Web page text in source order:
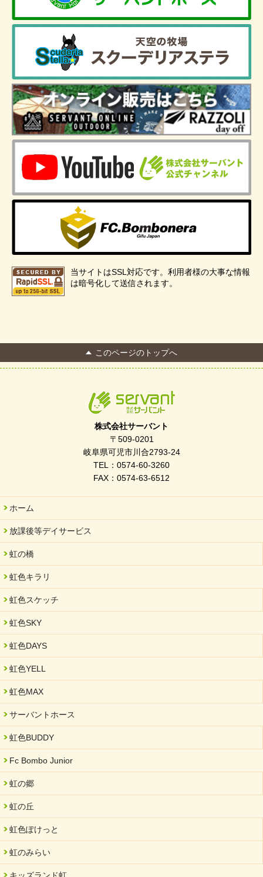
当サイトはSSL対応です。利用者様の大事な情報
は暗号化して送信されます。
このページのトップへ
株式会社サーバント
〒509-0201
岐阜県可児市川合2793-24
TEL：0574-60-3260
FAX：0574-63-6512
ホーム
放課後等デイサービス
虹の橋
虹色キラリ
虹色スケッチ
虹色SKY
虹色DAYS
虹色YELL
虹色MAX
サーバントホース
虹色BUDDY
Fc Bombo Junior
虹の郷
虹の丘
虹色ぽけっと
虹のみらい